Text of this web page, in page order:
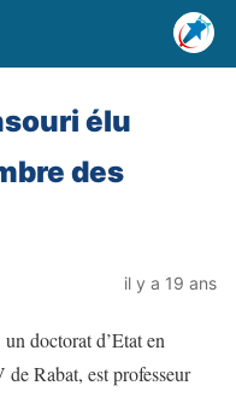
élu
des
il y a 19 ans
doctorat d’Etat en
Rabat, est professeur